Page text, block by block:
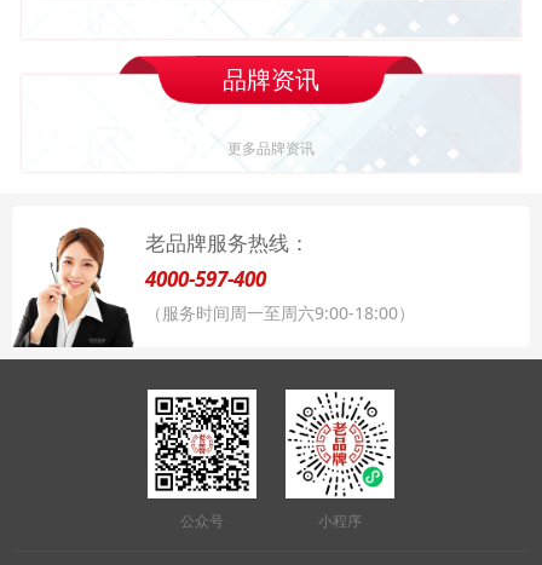
品牌资讯
更多品牌资讯
老品牌服务热线：
4000-597-400
（服务时间周一至周六9:00-18:00）
公众号 小程序